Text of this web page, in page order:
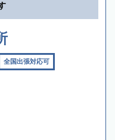
全国出張対応可